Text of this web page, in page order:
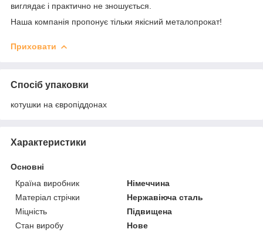
виглядає і практично не зношується.
Наша компанія пропонує тільки якісний металопрокат!
Приховати
Спосіб упаковки
котушки на європіддонах
Характеристики
Основні
Країна виробник
Німеччина
Матеріал стрічки
Нержавіюча сталь
Міцність
Підвищена
Стан виробу
Нове